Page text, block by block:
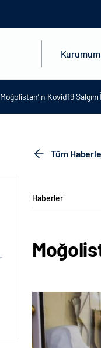
Moğolistan’ın Kovid19
Tüm
Haberler